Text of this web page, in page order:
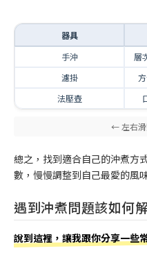
器具
手沖
層
濾掛
法壓壺
總之，找到適合自己的沖煮方
數，慢慢調整到自己最愛的風
遇到沖煮問題該如何
說到這裡，讓我跟你分享一些